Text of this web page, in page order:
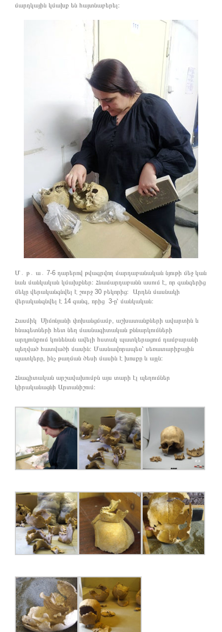
մարդկային կմախք են հայտնաբերել։
Մ․ թ․ ա․ 7-6 դարերով թվագրվող մարդաբանական նյութի մեջ կան
նաև մանկական կմախքներ։ Հնամարդաբանն ասում է, որ գանգերից
մեկը վերականգնվել է շուրջ 30 բեկորից։ Արդեն մասնակի
վերականգնվել է 14 գանգ, որից 3-ը՝ մանկական։
Հասմիկ Սիմոնյանի փոխանցմամբ, աշխատանքների ավարտին և
հնագետների հետ նեղ մասնագիտական քննարկումների
արդյունքում կունենան ավելի հստակ պատկերացում դամբարանի
պեղված հատվածի մասին։ Մասնավորապես՝ սեռատարիքային
պատկերը, ինչ թաղման ծեսի մասին է խոսքը և այլն։
Հնագիտական արշավախումբն այս տարի էլ պեղումներ
կիրականացնի Արտանիշում։